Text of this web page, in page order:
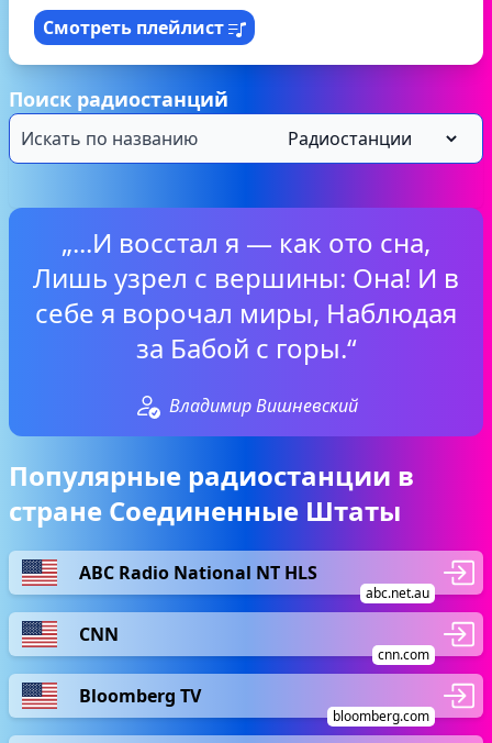
Смотреть плейлист
Поиск радиостанций
„...И восстал я — как ото сна,
Лишь узрел с вершины: Она! И в
себе я ворочал миры, Наблюдая
за Бабой с горы.“
Владимир Вишневский
Популярные радиостанции в
стране Соединенные Штаты
ABC Radio National NT HLS
abc.net.au
CNN
cnn.com
Bloomberg TV
bloomberg.com